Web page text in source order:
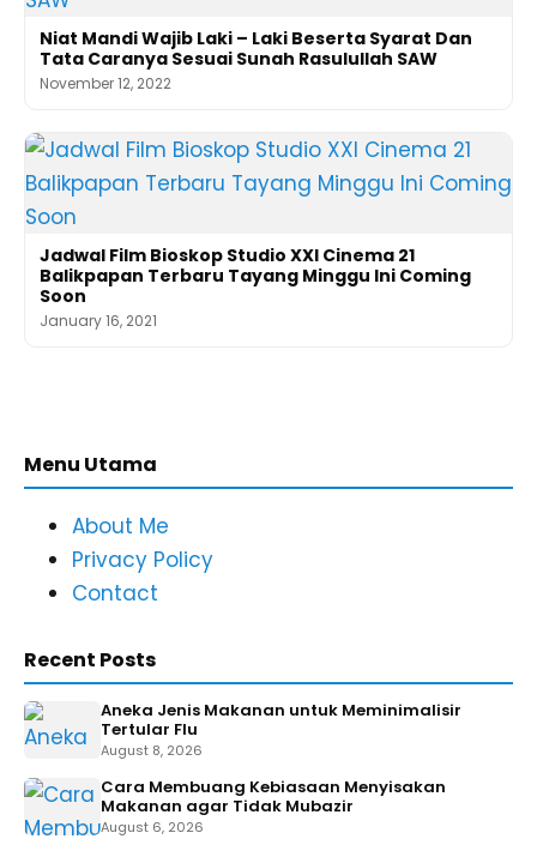
Niat Mandi Wajib Laki – Laki Beserta Syarat Dan
Tata Caranya Sesuai Sunah Rasulullah SAW
November 12, 2022
Jadwal Film Bioskop Studio XXI Cinema 21
Balikpapan Terbaru Tayang Minggu Ini Coming
Soon
January 16, 2021
Menu Utama
About Me
Privacy Policy
Contact
Recent Posts
Aneka Jenis Makanan untuk Meminimalisir
Tertular Flu
August 8, 2026
Cara Membuang Kebiasaan Menyisakan
Makanan agar Tidak Mubazir
August 6, 2026